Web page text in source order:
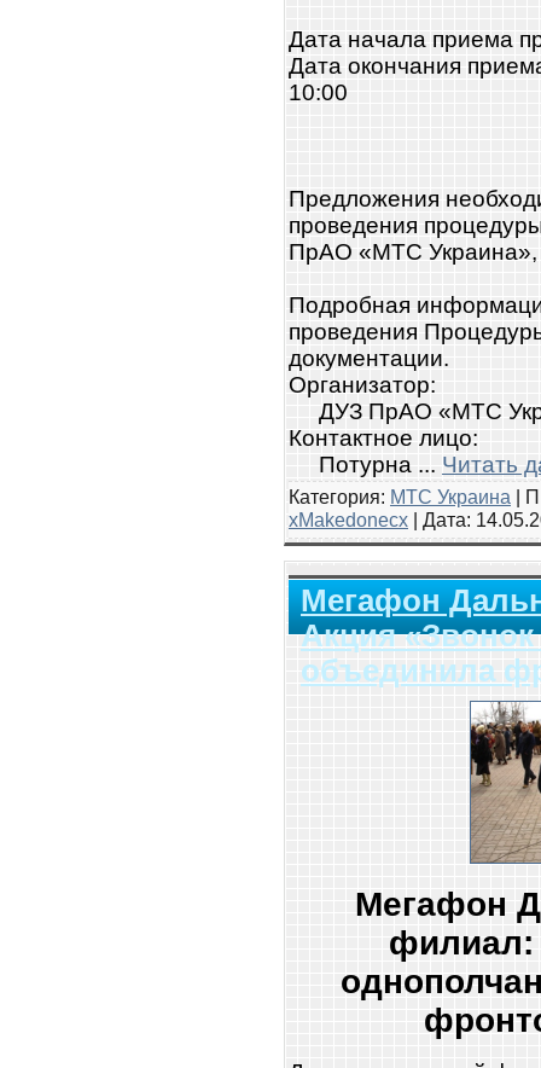
Дата начала приема
Дата окончания
10:00
Предложения
проведения
ПрАО «МТС Украина»,
Подробная
проведения
документации.
Организатор:
ДУЗ ПрАО «МТС
Контактное лицо:
Потурна ... Читать
Категория: МТС Украина |
xMakedonecx | Дата:
Мегафон
Акция
объединила
Мегафон
филиал: